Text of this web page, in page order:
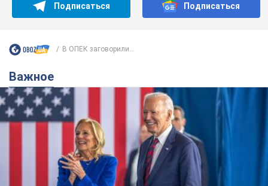
Подписаться Подписаться
В ОПЕК заговорили...
Важное